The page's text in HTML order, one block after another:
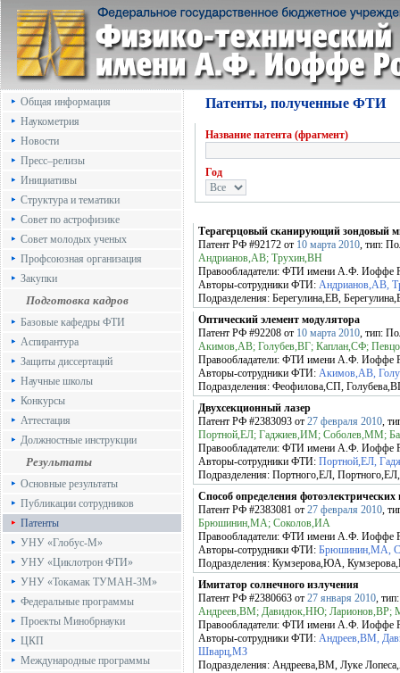
Общая информация
Наукометрия
Новости
Пресс–релизы
Инициативы
Структура и тематики
Совет по астрофизике
Совет молодых ученых
Профсоюзная организация
Закупки
Подготовка кадров
Базовые кафедры ФТИ
Аспирантура
Защиты диссертаций
Научные школы
Конкурсы
Аттестация
Должностные инструкции
Результаты
Основные результаты
Публикации сотрудников
Патенты
УНУ «Глобус-М»
УНУ «Циклотрон ФТИ»
УНУ «Токамак ТУМАН-3М»
Федеральные программы
Проекты Минобрнауки
ЦКП
Международные программы
Патенты, полученные ФТИ
Название патента (фрагмент)
Год
Терагерцовый сканирующий зондовый
Патент РФ #92172 от 10 марта 2010, тип:
Андрианов,АВ; Трухин,ВН
Правообладатели: ФТИ имени А.Ф. Иоффе
Авторы-сотрудники ФТИ: Андрианов,АВ,
Подразделения: Берегулина,ЕВ,
Оптический элемент модулятора
Патент РФ #92208 от 10 марта 2010, тип:
Акимов,АВ; Голубев,ВГ; Каплан,СФ;
Правообладатели: ФТИ имени А.Ф. Иоффе
Авторы-сотрудники ФТИ: Акимов,АВ,
Подразделения: Феофилова,СП,
Двухсекционный лазер
Патент РФ #2383093 от 27 февраля 2010,
Портной,ЕЛ; Гаджиев,ИМ; Соболев,ММ;
Правообладатели: ФТИ имени А.Ф. Иоффе
Авторы-сотрудники ФТИ: Портной,ЕЛ,
Подразделения: Портного,ЕЛ,
Способ определения
Патент РФ #2383081 от 27 февраля 2010,
Брюшинин,МА; Соколов,ИА
Правообладатели: ФТИ имени А.Ф. Иоффе
Авторы-сотрудники ФТИ: Брюшинин,МА,
Подразделения: Кумзерова,ЮА,
Имитатор солнечного излучения
Патент РФ #2380663 от 27 января 2010,
Андреев,ВМ; Давидюк,НЮ; Ларионов,ВР;
Правообладатели: ФТИ имени А.Ф. Иоффе
Авторы-сотрудники ФТИ: Андреев,ВМ,
Шварц,МЗ
Подразделения: Андреева,ВМ, Луке